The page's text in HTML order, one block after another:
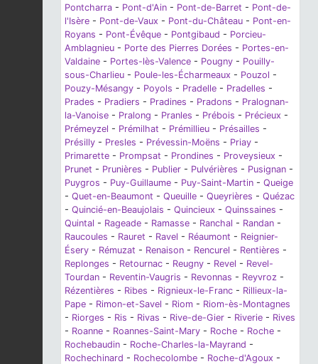
Pontcharra - Pont-d'Ain - Pont-de-Barret - Pont-de-
l'Isère - Pont-de-Vaux - Pont-du-Château - Pont-en-
Royans - Pont-Évêque - Pontgibaud - Porcieu-
Amblagnieu - Porte des Pierres Dorées - Portes-en-
Valdaine - Portes-lès-Valence - Pougny - Pouilly-
sous-Charlieu - Poule-les-Écharmeaux - Pouzol -
Pouzy-Mésangy - Poyols - Pradelle - Pradelles -
Prades - Pradiers - Pradines - Pradons - Pralognan-
la-Vanoise - Pralong - Pranles - Prébois - Précieux -
Prémeyzel - Prémilhat - Prémillieu - Présailles -
Présilly - Presles - Prévessin-Moëns - Priay -
Primarette - Prompsat - Prondines - Proveysieux -
Prunet - Prunières - Publier - Pulvérières - Pusignan -
Puygros - Puy-Guillaume - Puy-Saint-Martin - Queige
- Quet-en-Beaumont - Queuille - Queyrières - Quézac
- Quincié-en-Beaujolais - Quincieux - Quinssaines -
Quintal - Rageade - Ramasse - Ranchal - Randan -
Raucoules - Rauret - Ravel - Réaumont - Reignier-
Ésery - Rémuzat - Renaison - Rencurel - Rentières -
Replonges - Retournac - Reugny - Revel - Revel-
Tourdan - Reventin-Vaugris - Revonnas - Reyvroz -
Rézentières - Ribes - Rignieux-le-Franc - Rillieux-la-
Pape - Rimon-et-Savel - Riom - Riom-ès-Montagnes
- Riorges - Ris - Rivas - Rive-de-Gier - Riverie - Rives
- Roanne - Roannes-Saint-Mary - Roche - Roche -
Rochebaudin - Roche-Charles-la-Mayrand -
Rochechinard - Rochecolombe - Roche-d'Agoux -